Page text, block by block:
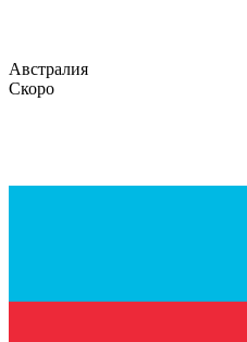
Австралия
Скоро